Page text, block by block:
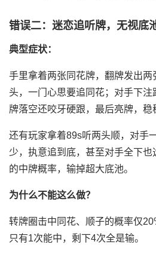
错误二：迷恋追听牌，无视底
典型症状：
手里拿着两张同花牌，翻牌发出两
头，一门心思要追同花；对手下
牌落空还咬牙硬跟，最后亮牌，稳
还有玩家拿着89s听两头顺，对手
少，执意追到底，甚至对手全下
的中牌概率，输掉超大底池。
为什么不能这么做？
转牌圈击中同花、顺子的概率仅
只有1次能中，剩下4次全是输。